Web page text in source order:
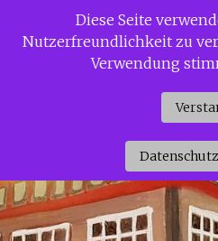
InhaltSiggi Gerdaus Welt
Diese Seite
Nutzerfreundlichkeit zu
Verwendung